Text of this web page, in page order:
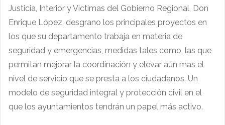
Justicia, Interior y Victimas del Gobierno Regional, Don
Enrique López, desgrano los principales proyectos en
los que su departamento trabaja en materia de
seguridad y emergencias, medidas tales como, las que
permitan mejorar la coordinación y elevar aún mas el
nivel de servicio que se presta a los ciudadanos. Un
modelo de seguridad integral y protección civil en el
que los ayuntamientos tendrán un papel más activo.